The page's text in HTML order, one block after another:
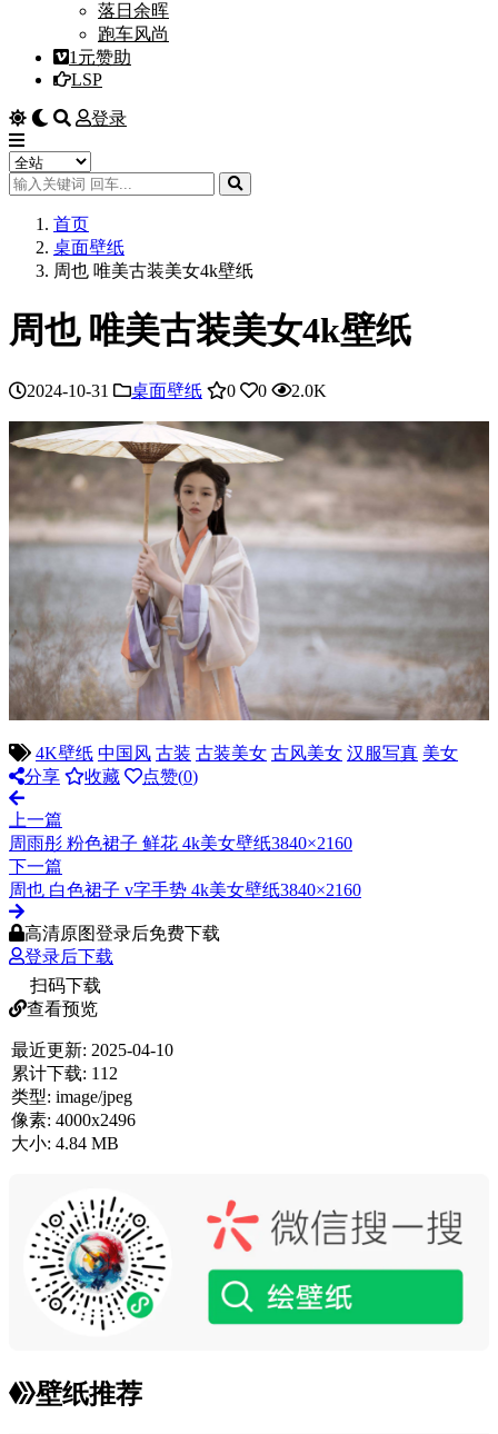
落日余晖
跑车风尚
1元赞助
LSP
登录
首页
桌面壁纸
周也 唯美古装美女4k壁纸
周也 唯美古装美女4k壁纸
2024-10-31 桌面壁纸 0 0 2.0K
4K壁纸 中国风 古装 古装美女 古风美女 汉服写真 美女
分享
收藏 点赞(0)
上一篇
周雨彤 粉色裙子 鲜花 4k美女壁纸3840×2160
下一篇
周也 白色裙子 v字手势 4k美女壁纸3840×2160
高清原图登录后免费下载
登录后下载
扫码下载
查看预览
最近更新: 2025-04-10
累计下载: 112
类型: image/jpeg
像素: 4000x2496
大小: 4.84 MB
壁纸推荐